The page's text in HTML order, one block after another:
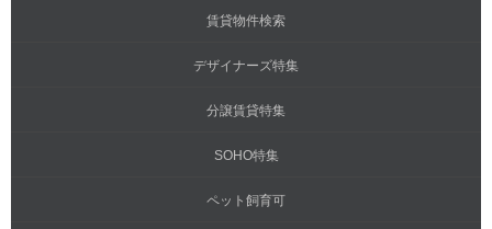
賃貸物件検索
デザイナーズ特集
分譲賃貸特集
SOHO特集
ペット飼育可